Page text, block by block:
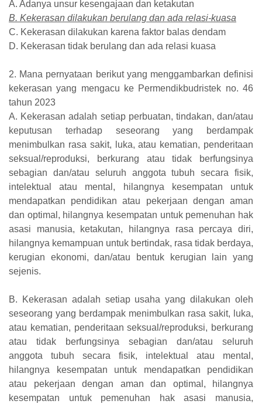
A. Adanya unsur kesengajaan dan ketakutan
B. Kekerasan dilakukan berulang dan ada relasi-kuasa
C. Kekerasan dilakukan karena faktor balas dendam
D. Kekerasan tidak berulang dan ada relasi kuasa
2. Mana pernyataan berikut yang menggambarkan definisi
kekerasan yang mengacu ke Permendikbudristek no. 46
tahun 2023
A. Kekerasan adalah setiap perbuatan, tindakan, dan/atau
keputusan terhadap seseorang yang berdampak
menimbulkan rasa sakit, luka, atau kematian, penderitaan
seksual/reproduksi, berkurang atau tidak berfungsinya
sebagian dan/atau seluruh anggota tubuh secara fisik,
intelektual atau mental, hilangnya kesempatan untuk
mendapatkan pendidikan atau pekerjaan dengan aman
dan optimal, hilangnya kesempatan untuk pemenuhan hak
asasi manusia, ketakutan, hilangnya rasa percaya diri,
hilangnya kemampuan untuk bertindak, rasa tidak berdaya,
kerugian ekonomi, dan/atau bentuk kerugian lain yang
sejenis.
B. Kekerasan adalah setiap usaha yang dilakukan oleh
seseorang yang berdampak menimbulkan rasa sakit, luka,
atau kematian, penderitaan seksual/reproduksi, berkurang
atau tidak berfungsinya sebagian dan/atau seluruh
anggota tubuh secara fisik, intelektual atau mental,
hilangnya kesempatan untuk mendapatkan pendidikan
atau pekerjaan dengan aman dan optimal, hilangnya
kesempatan untuk pemenuhan hak asasi manusia,